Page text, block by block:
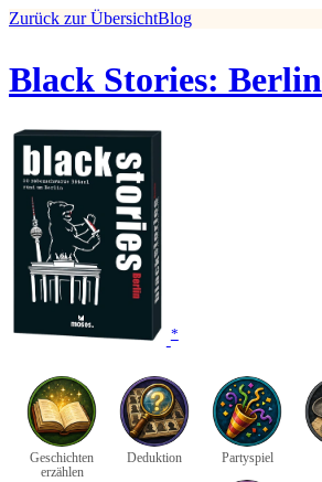
Zurück zur ÜbersichtBlog
Black Stories: Berlin
*
Geschichten
erzählen
Deduktion Partyspiel